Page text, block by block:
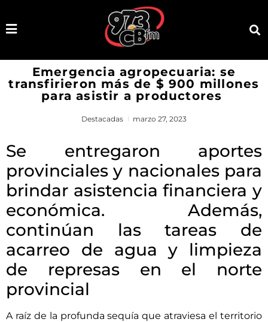
Emergencia agropecuaria: se
transfirieron más de $ 900 millones
para asistir a productores
Destacadas marzo 27, 2023
Se entregaron aportes
provinciales y nacionales para
brindar asistencia financiera y
económica. Además,
continúan las tareas de
acarreo de agua y limpieza
de represas en el norte
provincial
A raíz de la profunda sequía que atraviesa el territorio